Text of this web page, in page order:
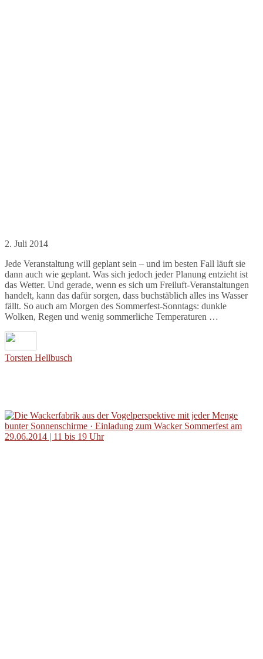
2. Juli 2014
Jede Veranstaltung will geplant sein – und im besten Fall läuft sie
dann auch wie geplant. Was sich jedoch jeder Planung entzieht ist
das Wetter. Und gerade, wenn es sich um Freiluft-Veranstaltungen
handelt, kann das dafür sorgen, dass buchstäblich alles ins Wasser
fällt. So auch am Morgen des Sommerfest-Sonntags: dunkle
Wolken, Regen und wenig sommerliche Temperaturen …
Torsten Hellbusch